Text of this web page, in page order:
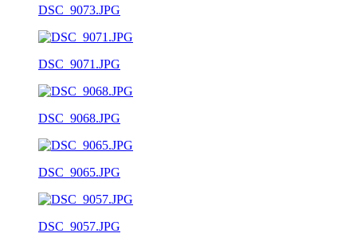
DSC_9073.JPG
DSC_9071.JPG
DSC_9068.JPG
DSC_9065.JPG
DSC_9057.JPG